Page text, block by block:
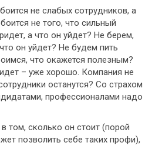
не слабых сотрудников, а
не того, что сильный
а что он уйдет? Не берем,
он уйдет? Не будем пить
что окажется полезным?
– уже хорошо. Компания не
останутся? Со страхом
профессионалами надо
том, сколько он стоит (порой
позволить себе таких профи),